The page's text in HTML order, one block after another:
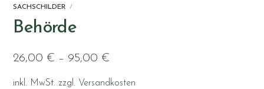
SACHSCHILDER
Behörde
26,00 € – 95,00 €
inkl. MwSt. zzgl. Versandkosten